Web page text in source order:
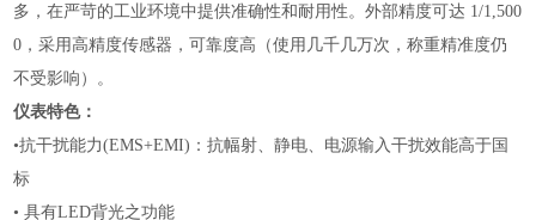
多，在严苛的工业环境中提供准确性和耐用性。外部精度可达 1/1,500
0，采用高精度传感器，可靠度高（使用几千几万次，称重精准度仍
不受影响）。
仪表特色：
•抗干扰能力(EMS+EMI)：抗幅射、静电、电源输入干扰效能高于国
标
• 具有LED背光之功能